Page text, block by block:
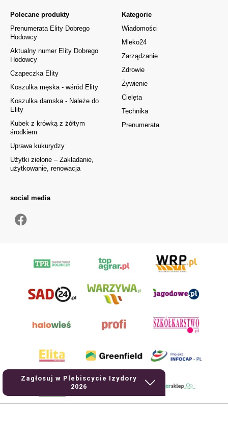
Zagłosuj w Plebiscycie Izydory
2026
Kategorie
Wiadomości
Mleko24
Zarządzanie
Zdrowie
Żywienie
Cielęta
Technika
Prenumerata
Polecane produkty
Prenumerata Elity Dobrego
Hodowcy
Aktualny numer Elity Dobrego
Hodowcy
Czapeczka Elity
Koszulka męska - wśród Elity
Koszulka damska - Należe do
Elity
Kubek z krówką z żółtym
środkiem
Uprawa kukurydzy
Użytki zielone – Zakładanie,
użytkowanie, renowacja
social media